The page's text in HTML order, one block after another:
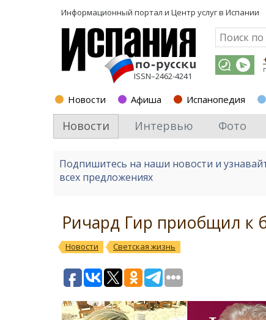
Информационный портал и Центр услуг в Испании
ISSN–2462-4241
Новости Афиша Испанопедия
Новости Интервью Фото
Подпишитесь на наши новости и
всех предложениях
Ричард Гир приобщил к
Новости Светская жизнь